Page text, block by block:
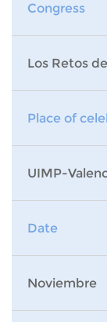
Congress
Los Retos
Place of
UIMP-
Date
Noviembre